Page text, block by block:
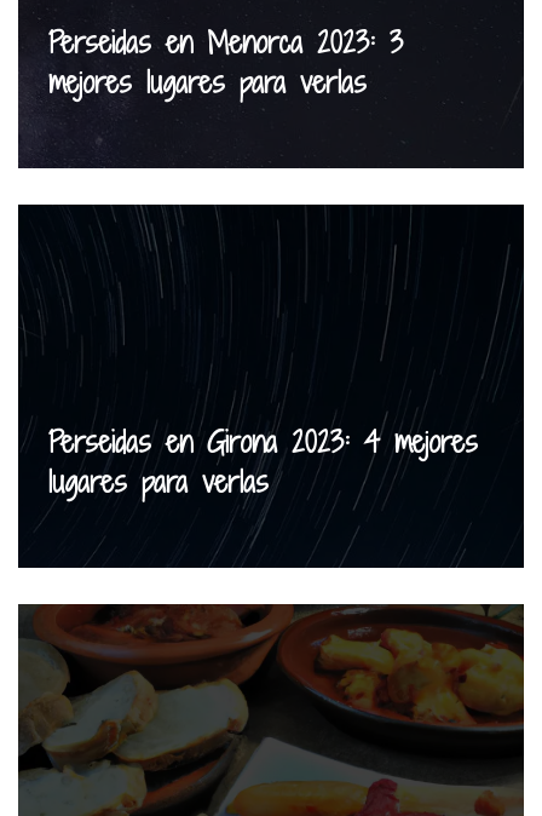
Perseidas en Menorca 2023: 3
mejores lugares para verlas
Perseidas en Girona 2023: 4 mejores
lugares para verlas